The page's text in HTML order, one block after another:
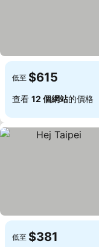
低至 $615
查看 12 個網站的價格
低至 $381